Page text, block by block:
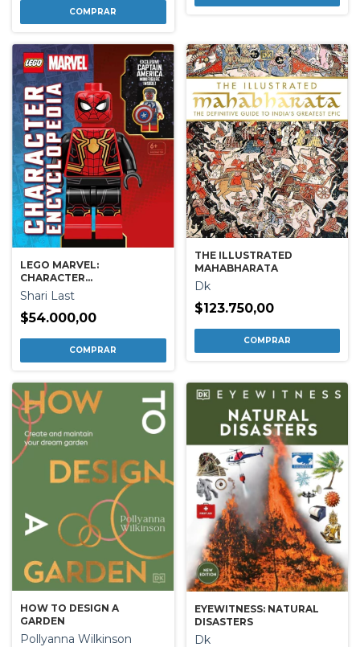
LEGO MARVEL:
CHARACTER
ENCYCLOPEDIA
Shari Last
$54.000,00
THE ILLUSTRATED
MAHABHARATA
Dk
$123.750,00
HOW TO DESIGN A
GARDEN
Pollyanna Wilkinson
EYEWITNESS: NATURAL
DISASTERS
Dk